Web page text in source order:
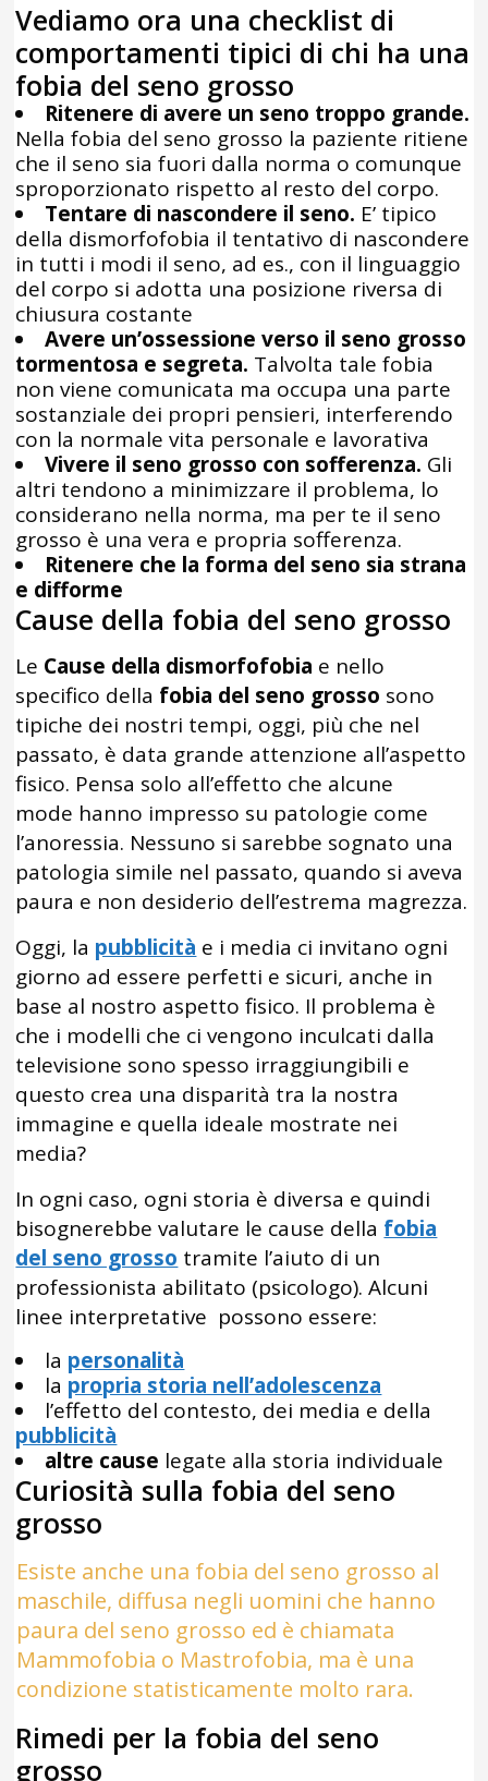
Vediamo ora una checklist di
comportamenti tipici di chi ha una
fobia del seno grosso
Ritenere di avere un seno troppo grande.
Nella fobia del seno grosso la paziente ritiene
che il seno sia fuori dalla norma o comunque
sproporzionato rispetto al resto del corpo.
Tentare di nascondere il seno. E’ tipico
della dismorfofobia il tentativo di nascondere
in tutti i modi il seno, ad es., con il linguaggio
del corpo si adotta una posizione riversa di
chiusura costante
Avere un’ossessione verso il seno grosso
tormentosa e segreta. Talvolta tale fobia
non viene comunicata ma occupa una parte
sostanziale dei propri pensieri, interferendo
con la normale vita personale e lavorativa
Vivere il seno grosso con sofferenza. Gli
altri tendono a minimizzare il problema, lo
considerano nella norma, ma per te il seno
grosso è una vera e propria sofferenza.
Ritenere che la forma del seno sia strana
e difforme
Cause della fobia del seno grosso
Le Cause della dismorfofobia e nello
specifico della fobia del seno grosso sono
tipiche dei nostri tempi, oggi, più che nel
passato, è data grande attenzione all’aspetto
fisico. Pensa solo all’effetto che alcune
mode hanno impresso su patologie come
l’anoressia. Nessuno si sarebbe sognato una
patologia simile nel passato, quando si aveva
paura e non desiderio dell’estrema magrezza.
Oggi, la pubblicità e i media ci invitano ogni
giorno ad essere perfetti e sicuri, anche in
base al nostro aspetto fisico. Il problema è
che i modelli che ci vengono inculcati dalla
televisione sono spesso irraggiungibili e
questo crea una disparità tra la nostra
immagine e quella ideale mostrate nei
media?
In ogni caso, ogni storia è diversa e quindi
bisognerebbe valutare le cause della fobia
del seno grosso tramite l’aiuto di un
professionista abilitato (psicologo). Alcuni
linee interpretative possono essere:
la personalità
la propria storia nell’adolescenza
l’effetto del contesto, dei media e della
pubblicità
altre cause legate alla storia individuale
Curiosità sulla fobia del seno
grosso
Esiste anche una fobia del seno grosso al
maschile, diffusa negli uomini che hanno
paura del seno grosso ed è chiamata
Mammofobia o Mastrofobia, ma è una
condizione statisticamente molto rara.
Rimedi per la fobia del seno
grosso